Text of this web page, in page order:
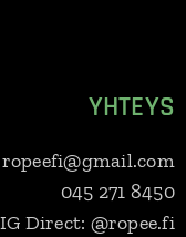
YHTEYS
045 271 8450
IG Direct: @ropee.fi